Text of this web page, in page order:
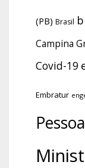
(PB) Brasil
Campina
Covid-19
Embratur
Pessoa